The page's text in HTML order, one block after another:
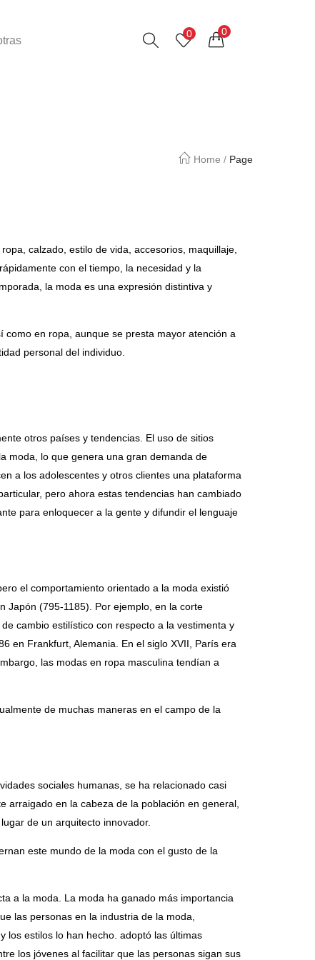
0 0
Home / Page
calzado, estilo de vida, accesorios, maquillaje,
con el tiempo, la necesidad y la
la moda es una expresión distintiva y
como en ropa, aunque se presta mayor atención a
personal del individuo.
otros países y tendencias. El uso de sitios
moda, lo que genera una gran demanda de
a los adolescentes y otros clientes una plataforma
pero ahora estas tendencias han cambiado
para enloquecer a la gente y difundir el lenguaje
el comportamiento orientado a la moda existió
Japón (795-1185). Por ejemplo, en la corte
cambio estilístico con respecto a la vestimenta y
en Frankfurt, Alemania. En el siglo XVII, París era
las modas en ropa masculina tendían a
de muchas maneras en el campo de la
sociales humanas, se ha relacionado casi
arraigado en la cabeza de la población en general,
de un arquitecto innovador.
este mundo de la moda con el gusto de la
a la moda. La moda ha ganado más importancia
las personas en la industria de la moda,
los estilos lo han hecho. adoptó las últimas
los jóvenes al facilitar que las personas sigan sus